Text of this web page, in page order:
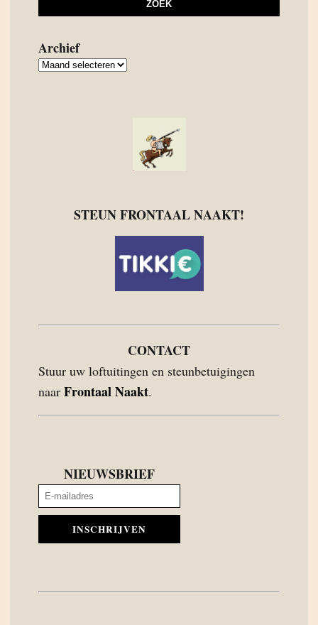
Archief
Archief
STEUN FRONTAAL NAAKT!
CONTACT
Stuur uw loftuitingen en steunbetuigingen
naar Frontaal Naakt.
NIEUWSBRIEF
INSCHRIJVEN